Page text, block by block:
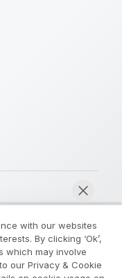
with our websites
By clicking ‘Ok’,
which may involve
our Privacy & Cookie